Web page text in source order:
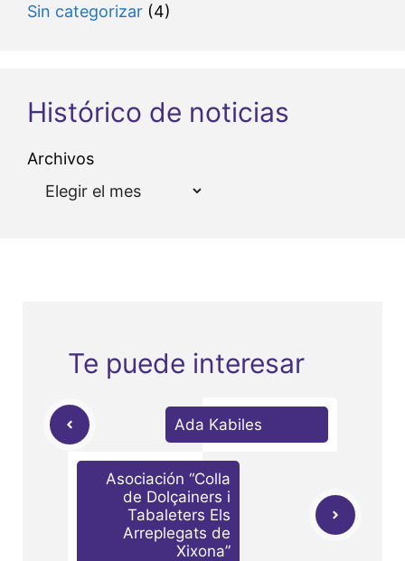
Sin categorizar (4)
Histórico de noticias
Archivos
Te puede interesar
Ada Kabiles
Asociación “Colla
de Dolçainers i
Tabaleters Els
Arreplegats de
Xixona”